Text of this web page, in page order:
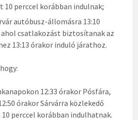
10 perccel korábban indulnak;
autóbusz-állomásra 13:10
csatlakozást biztosítanak az
13:13 órakor induló járathoz.
12:33 órakor Pósfára,
órakor Sárvárra közlekedő
perccel korábban indulhatnak.